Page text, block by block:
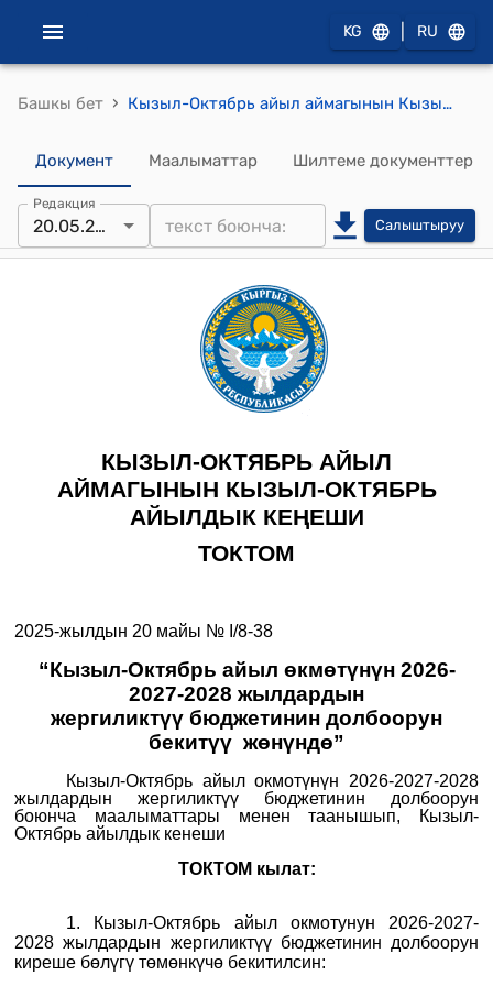
KG RU
Башкы бет › Кызыл-Октябрь айыл аймагынын Кызыл-Октябрь айылдык кеңешинин 2025-жылдын 20-майындагы № I/8-38 “Кызыл-Октябрь айыл өкмөтүнүн 2026-2027-2028 жылдардын жергиликтүү бюджетинин долбоорун бекитүү жөнүндө” токтому
Документ Маалыматтар Шилтеме документтер
Редакция
20.05.2025 Салыштыруу